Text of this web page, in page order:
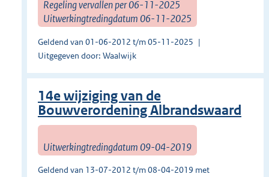
Regeling vervallen per 06-11-2025
Uitwerkingtredingdatum 06-11-2025
Geldend van 01-06-2012 t/m 05-11-2025
Uitgegeven door: Waalwijk
14e wijziging van de
Bouwverordening Albrandswaard
Uitwerkingtredingdatum 09-04-2019
Geldend van 13-07-2012 t/m 08-04-2019 met